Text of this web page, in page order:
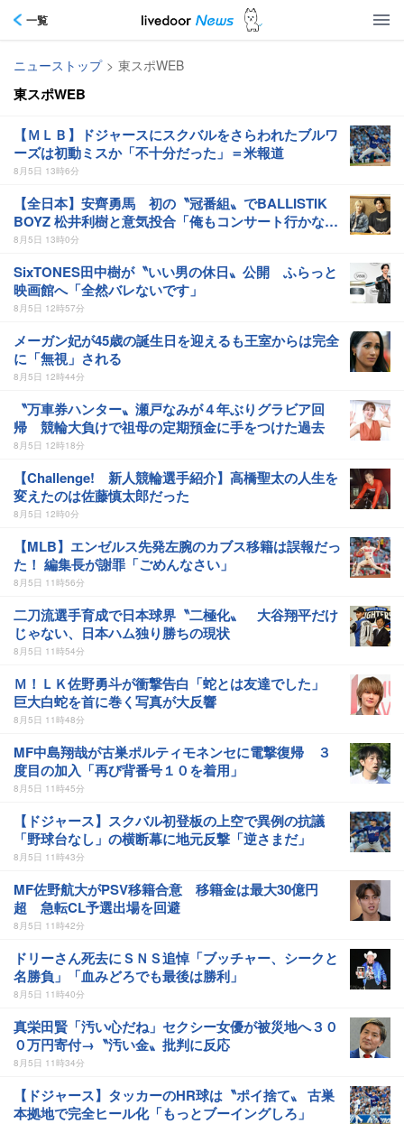
一覧
ニューストップ > 東スポWEB
東スポWEB
【ＭＬＢ】ドジャースにスクバルをさらわれたブルワ
ーズは初動ミスか「不十分だった」＝米報道
8月5日 13時6分
【全日本】安齊勇馬 初の〝冠番組〟でBALLISTIK
BOYZ 松井利樹と意気投合「俺もコンサート行かなく
ちゃ」
8月5日 13時0分
SixTONES田中樹が〝いい男の休日〟公開 ふらっと
映画館へ「全然バレないです」
8月5日 12時57分
メーガン妃が45歳の誕生日を迎えるも王室からは完全
に「無視」される
8月5日 12時44分
〝万車券ハンター〟瀬戸なみが４年ぶりグラビア回
帰 競輪大負けで祖母の定期預金に手をつけた過去
8月5日 12時18分
【Challenge! 新人競輪選手紹介】高橋聖太の人生を
変えたのは佐藤慎太郎だった
8月5日 12時0分
【MLB】エンゼルス先発左腕のカブス移籍は誤報だっ
た！ 編集長が謝罪「ごめんなさい」
8月5日 11時56分
二刀流選手育成で日本球界〝二極化〟 大谷翔平だけ
じゃない、日本ハム独り勝ちの現状
8月5日 11時54分
Ｍ！ＬＫ佐野勇斗が衝撃告白「蛇とは友達でした」
巨大白蛇を首に巻く写真が大反響
8月5日 11時48分
MF中島翔哉が古巣ポルティモネンセに電撃復帰 ３
度目の加入「再び背番号１０を着用」
8月5日 11時45分
【ドジャース】スクバル初登板の上空で異例の抗議
「野球台なし」の横断幕に地元反撃「逆さまだ」
8月5日 11時43分
MF佐野航大がPSV移籍合意 移籍金は最大30億円
超 急転CL予選出場を回避
8月5日 11時42分
ドリーさん死去にＳＮＳ追悼「ブッチャー、シークと
名勝負」「血みどろでも最後は勝利」
8月5日 11時40分
真栄田賢「汚い心だね」セクシー女優が被災地へ３０
０万円寄付→〝汚い金〟批判に反応
8月5日 11時34分
【ドジャース】タッカーのHR球は〝ポイ捨て〟 古巣
本拠地で完全ヒール化「もっとブーイングしろ」